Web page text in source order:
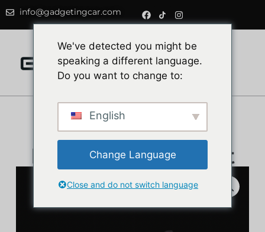
info@gadgetingcar.com
Duales USB-
Motorradladegerät
We've detected you might be
speaking a different language.
Do you want to change to:
English
Change Language
Close and do not switch language